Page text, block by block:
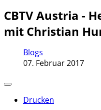
CBTV Austria -
mit Christian
Blogs
07. Februar 2017
Drucken